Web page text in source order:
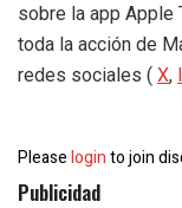
sobre la app Apple
toda la acción de
redes sociales ( X,
Pleaseloginto join
Publicidad